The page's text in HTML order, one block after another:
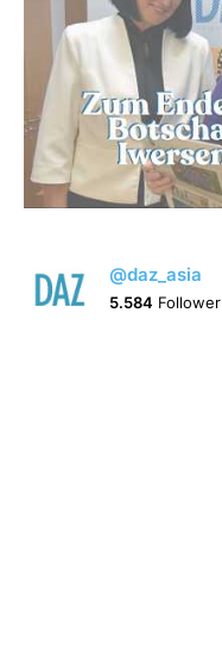
@daz_asia
5.584 Follower